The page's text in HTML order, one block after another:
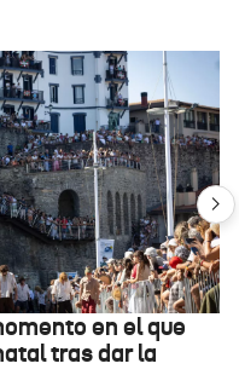
en el que
tras dar la